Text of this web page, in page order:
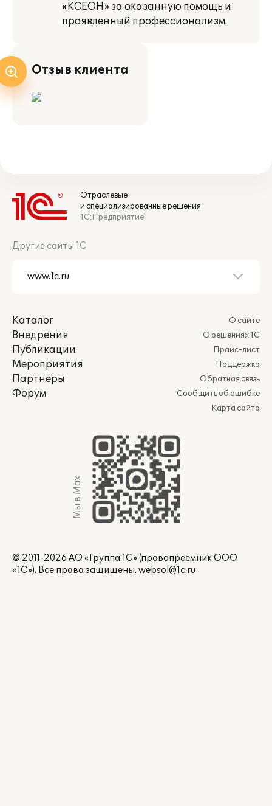
«КСЕОН» за оказанную помощь и
проявленный профессионализм.
Отзыв клиента
Отраслевые
и специализированные решения
1С:Предприятие
Другие сайты 1С
Каталог
Внедрения
Публикации
Мероприятия
Партнеры
Форум
О сайте
О решениях 1С
Прайс-лист
Поддержка
Обратная связь
Сообщить об ошибке
Карта сайта
Мы в Max
© 2011-2026 АО «Группа 1С» (правопреемник ООО
«1С»). Все права защищены. websol@1c.ru